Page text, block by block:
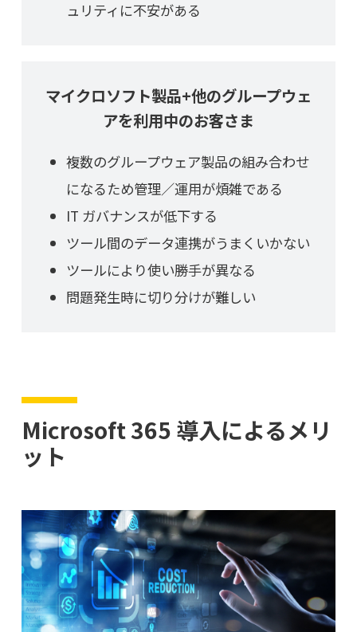
ュリティに不安がある
マイクロソフト製品+他のグループウェ
アを利用中のお客さま
複数のグループウェア製品の組み合わせ
になるため管理／運用が煩雑である
IT ガバナンスが低下する
ツール間のデータ連携がうまくいかない
ツールにより使い勝手が異なる
問題発生時に切り分けが難しい
Microsoft 365 導入によるメリ
ット